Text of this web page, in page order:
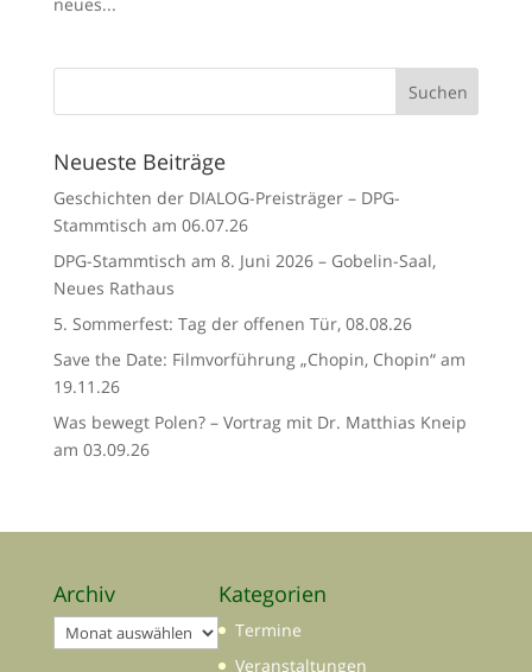
Neueste Beiträge
Geschichten der DIALOG-Preisträger – DPG-
Stammtisch am 06.07.26
DPG-Stammtisch am 8. Juni 2026 – Gobelin-Saal,
Neues Rathaus
5. Sommerfest: Tag der offenen Tür, 08.08.26
Save the Date: Filmvorführung „Chopin, Chopin“ am
19.11.26
Was bewegt Polen? – Vortrag mit Dr. Matthias Kneip
am 03.09.26
Archiv
Archiv
Kategorien
Termine
Veranstaltungen